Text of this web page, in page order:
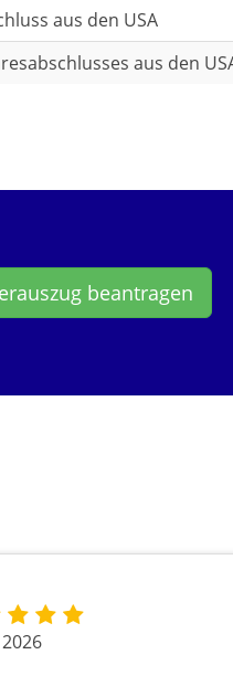
aus den USA
aus den
beantragen